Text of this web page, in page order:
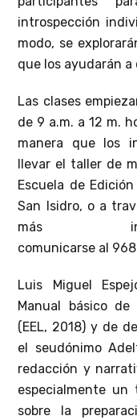
introspección
modo, se
que los ayudarán
Las clases
de 9 a.m. a 12 m.
manera que los
llevar el taller de
Escuela de
San Isidro, o a
más
comunicarse al
Luis Miguel
Manual básico
(EEL, 2018) y de
el seudónimo
redacción y
especialmente un
sobre la